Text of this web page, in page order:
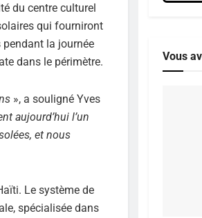
du centre culturel
qui fourniront
pendant la journée
dans le périmètre.
», a souligné Yves
aujourd’hui l’un
et nous
Le système de
spécialisée dans
Vous